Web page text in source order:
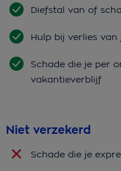
Diefstal van of
Hulp bij verlies
Schade die je per
vakantieverblijf
Niet verzekerd
Schade die je